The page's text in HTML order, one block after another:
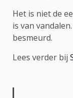
Het is niet de
is van
besmeurd.
Lees verder bij